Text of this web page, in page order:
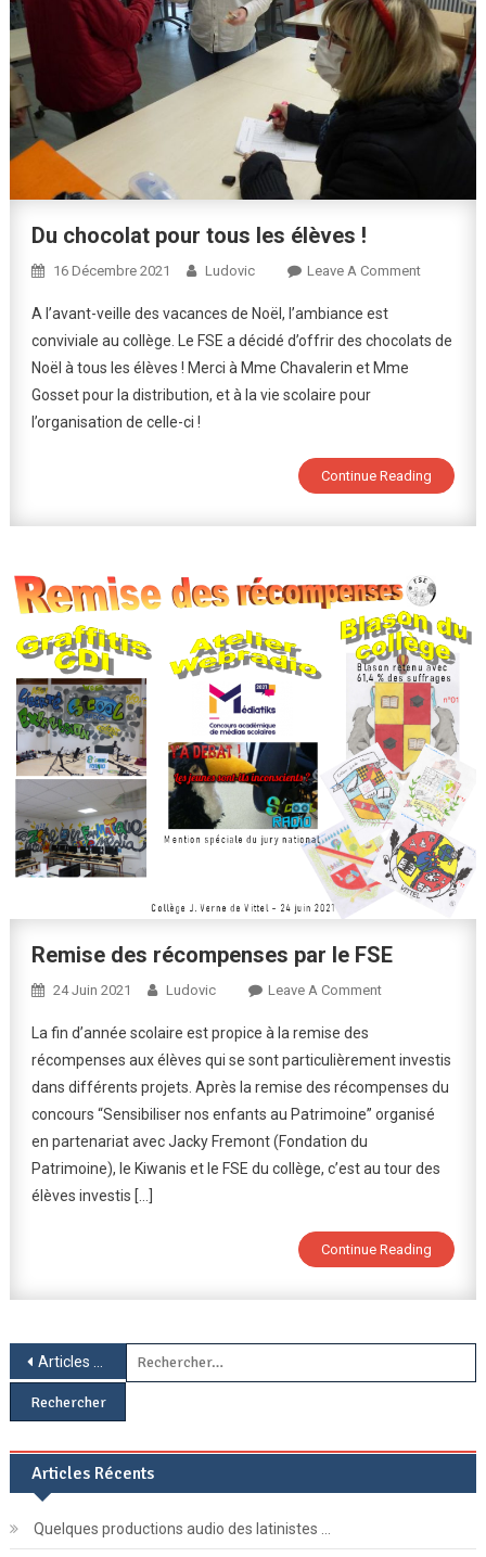
Du chocolat pour tous les élèves !
16 Décembre 2021 Ludovic Leave A CommentOn
Pour
A l’avant-veille des vacances de Noël, l’ambiance est
conviviale au collège. Le FSE a décidé d’offrir des chocolats de
Noël à tous les élèves ! Merci à Mme Chavalerin et Mme
Gosset pour la distribution, et à la vie scolaire pour
l’organisation de celle-ci !
Continue Reading
Remise des récompenses par le FSE
24 Juin 2021 Ludovic Leave A CommentOn
Récompenses
Par
Le
La fin d’année scolaire est propice à la remise des
récompenses aux élèves qui se sont particulièrement investis
dans différents projets. Après la remise des récompenses du
concours “Sensibiliser nos enfants au Patrimoine” organisé
en partenariat avec Jacky Fremont (Fondation du
Patrimoine), le Kiwanis et le FSE du collège, c’est au tour des
élèves investis […]
Continue Reading
Navigation
des
articles
Articles plus anciens
Articles Récents
Quelques productions audio des latinistes …